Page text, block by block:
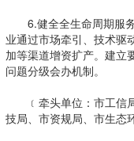
6.健全全生命周期服务
业通过市场牵引、技术驱
加等渠道增资扩产。建立
问题分级会办机制。
﹝牵头单位：市工信局
技局、市资规局、市生态